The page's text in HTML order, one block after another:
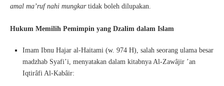
amal ma’ruf nahi mungkartidak boleh dilupakan.
Hukum Memilih Pemimpin yang Dzalim dalam Islam
Imam Ibnu Hajar al-Haitami (w. 974 H), salah seorang ulama besar
madzhab Syafi’i, menyatakan dalam kitabnya Al-Zawâjir ’an
Iqtirâfi Al-Kabâir: